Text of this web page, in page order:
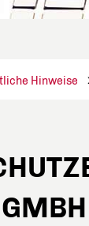
Hinweise